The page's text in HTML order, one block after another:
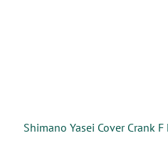
Shimano Yasei Cover Crank